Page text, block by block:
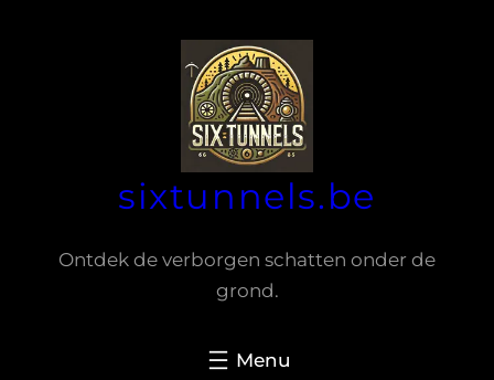
sixtunnels.be
Ontdek de verborgen schatten onder de
grond.